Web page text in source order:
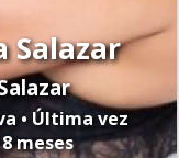
Salazar
• Última vez
meses